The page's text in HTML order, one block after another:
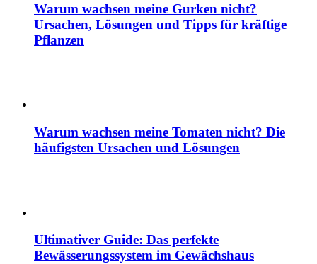
Warum wachsen meine Gurken nicht?
Ursachen, Lösungen und Tipps für kräftige
Pflanzen
Warum wachsen meine Tomaten nicht? Die
häufigsten Ursachen und Lösungen
Ultimativer Guide: Das perfekte
Bewässerungssystem im Gewächshaus